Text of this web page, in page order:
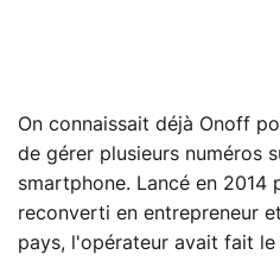
On connaissait déjà Onoff
de gérer plusieurs numéros
smartphone. Lancé en 2014
reconverti en entrepreneur
pays, l'opérateur avait fait